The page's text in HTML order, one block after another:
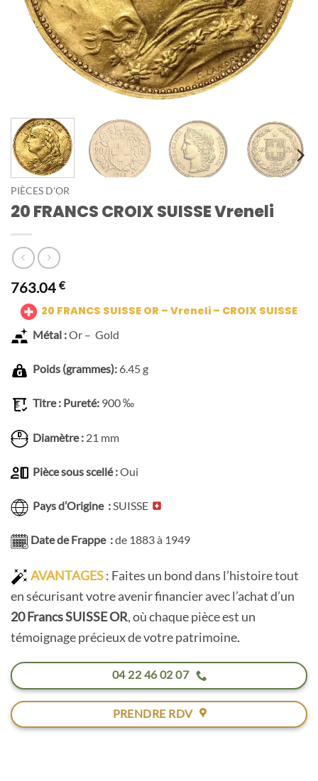
PIÈCES D'OR
20 FRANCS CROIX SUISSE Vreneli
763.04 €
20 FRANCS SUISSE OR – Vreneli – CROIX SUISSE
Métal :Or – Gold
Poids (grammes): 6.45 g
Titre : Pureté: 900 ‰
Diamètre : 21 mm
Pièce sous scellé :Oui
Pays d’Origine :SUISSE
Date de Frappe :de 1883 à 1949
AVANTAGES: Faites un bond dans l’histoire tout
en sécurisant votre avenir financier avec l’achat d’un
20 FrancsSUISSEOR, où chaque pièce est un
témoignage précieux de votre patrimoine.
04 22 46 02 07
PRENDRE RDV